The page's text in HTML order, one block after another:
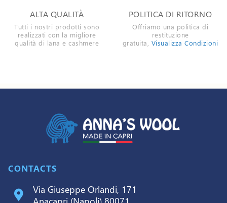
ALTA QUALITÀ
Tutti i nostri prodotti sono
realizzati con la migliore
qualità di lana e cashmere
POLITICA DI RITORNO
Offriamo una politica di
restituzione
gratuita, Visualizza Condizioni
CONTACTS
Via Giuseppe Orlandi, 171